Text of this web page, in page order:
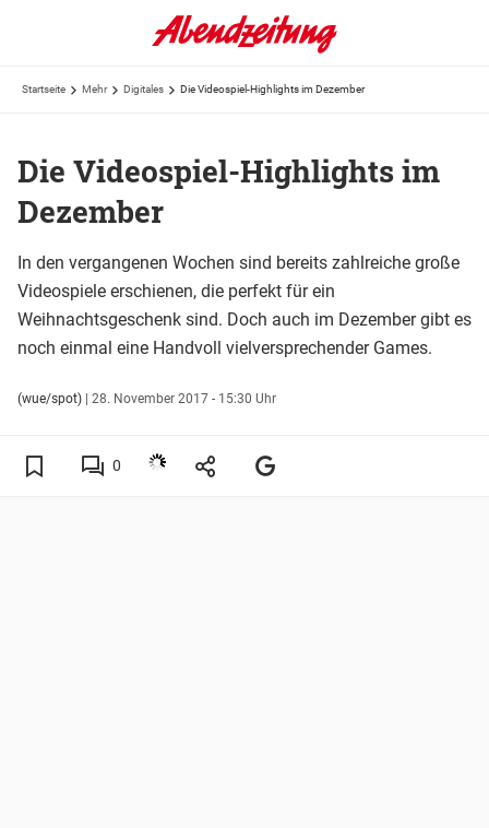
Startseite Mehr Digitales Die Videospiel-Highlights im Dezember
Die Videospiel-Highlights im
Dezember
In den vergangenen Wochen sind bereits zahlreiche große
Videospiele erschienen, die perfekt für ein
Weihnachtsgeschenk sind. Doch auch im Dezember gibt es
noch einmal eine Handvoll vielversprechender Games.
(wue/spot) | 28. November 2017 - 15:30 Uhr
0